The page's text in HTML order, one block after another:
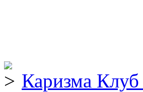
Каризма